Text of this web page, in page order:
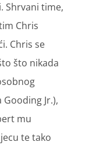
Shrvani time,
Chris
Chris se
što nikada
Jr.),
mu
te tako